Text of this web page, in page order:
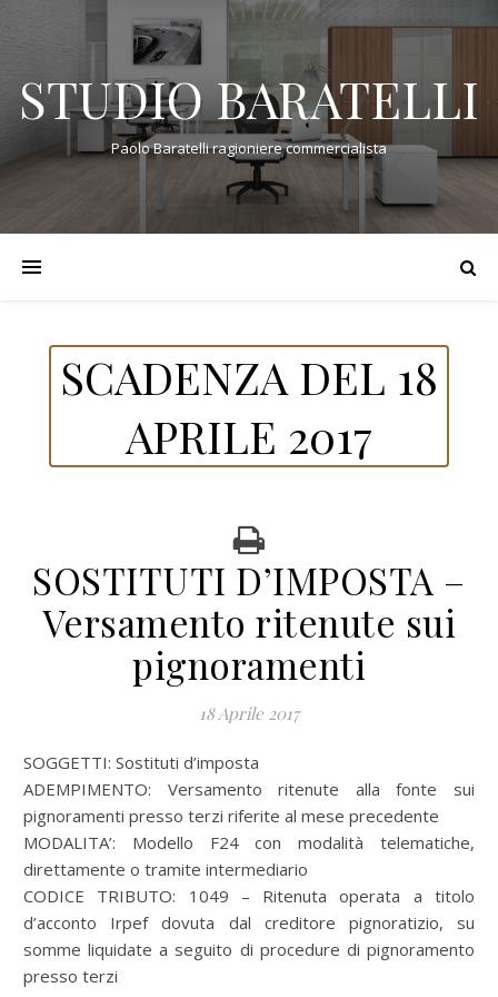
STUDIO BARATELLI
Paolo Baratelli ragioniere commercialista
SCADENZA DEL 18
APRILE 2017
SOSTITUTI D’IMPOSTA –
Versamento ritenute sui
pignoramenti
18 Aprile 2017
SOGGETTI: Sostituti d’imposta
ADEMPIMENTO: Versamento ritenute alla fonte sui
pignoramenti presso terzi riferite al mese precedente
MODALITA’: Modello F24 con modalità telematiche,
direttamente o tramite intermediario
CODICE TRIBUTO: 1049 – Ritenuta operata a titolo
d’acconto Irpef dovuta dal creditore pignoratizio, su
somme liquidate a seguito di procedure di pignoramento
presso terzi